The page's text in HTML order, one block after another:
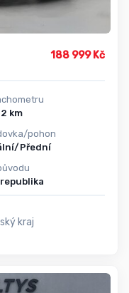
188 999 Kč
194 912 km
pohon
Přední
kraj